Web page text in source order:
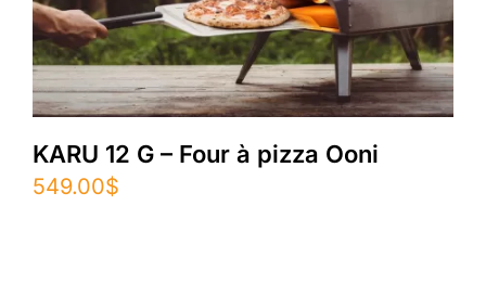
KARU 12 G – Four à pizza Ooni
549.00$